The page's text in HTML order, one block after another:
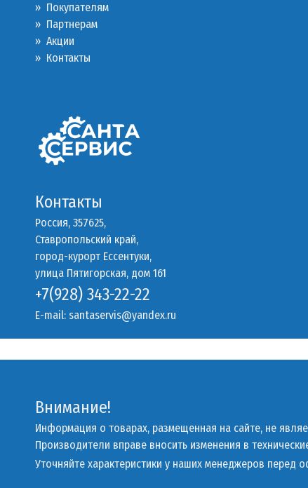
» Покупателям
» Партнерам
» Акции
» Контакты
Контакты
Россия, 357625,
Ставропольский край,
город-курорт Ессентуки,
улица Пятигорская, дом 161
+7(928) 343-22-22
E-mail: santaservis@yandex.ru
Внимание!
Информация о товарах, размещенная на сайте, не
Производители вправе вносить изменения в
Уточняйте характеристики у наших менеджеров перед